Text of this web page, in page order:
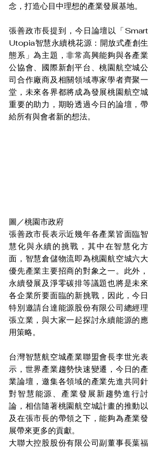
念，打造心目中理想的產業發展基地。
張善政市長提到，今日論壇以「Smart
Utopia智慧永續桃花源：開放式產創生
態系」為主題，非常高興能夠與各產業
公協會、國際新創平台、桃園航空城公
司合作廠商及相關領域專家學者齊聚一
堂，未來各界都將成為發展桃園航空城
重要的助力，期盼透過今日的論壇，帶
給所有與會者新的想法。
圖／桃園市政府
張善政市長表示近幾年各產業皆面臨智
慧化與永續的挑戰，其中在智慧化方
面，智慧倉儲物流即為桃園航空城六大
優先產業主要招商的對象之一。此外，
永續發展及淨零碳排等議題也將是未來
各企業所要面臨的新挑戰，因此，今日
特別邀請台達能源股份有限公司總經理
張立業，與大家一起探討永續能源的應
用策略。
台灣智慧航空城產業聯盟會長李世光表
示，世界產業趨勢快速變遷，今日的產
業論壇，邀集各領域的產業先進共同針
對智慧能源、產業發展新趨勢進行討
論，相信隨著桃園航空城計畫的推動以
及在張市長的帶領之下，能夠為產業發
展帶來更多的貢獻。
大聯大控股股份有限公司副董事長葉福